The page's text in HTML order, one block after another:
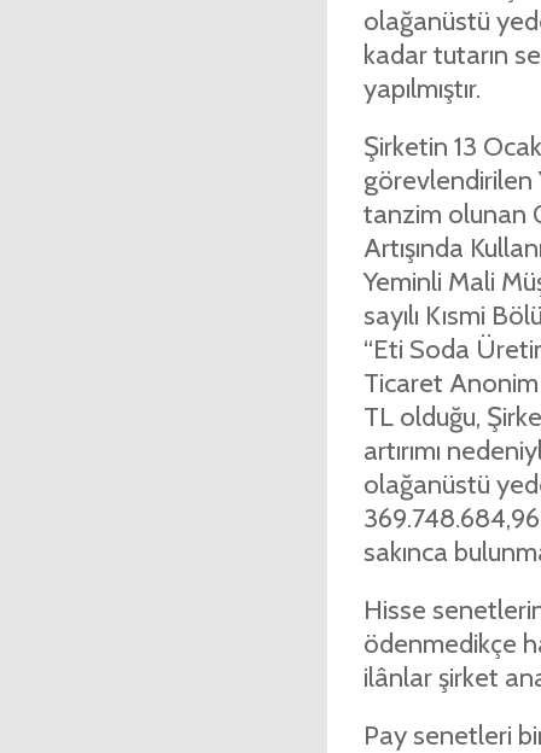
olağanüstü
kadar tutarın
yapılmıştır.
Şirketin 13
görevlendirilen
tanzim olunan
Artışında
Yeminli Mali
sayılı Kısmi
“Eti Soda
Ticaret Anonim
TL olduğu,
artırımı
olağanüstü
sakınca
Hisse
ödenmedikçe
ilânlar şirket
Pay senetleri